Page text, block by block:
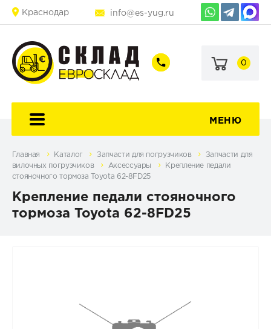
Краснодар info@es-yug.ru
+7
60-
+7
69-
0
МЕНЮ
Главная Каталог Запчасти для погрузчиков
Запчасти для
вилочных погрузчиков
Аксессуары
Крепление педали
стояночного тормоза Toyota 62-8FD25
Крепление педали стояночного
тормоза Toyota 62-8FD25